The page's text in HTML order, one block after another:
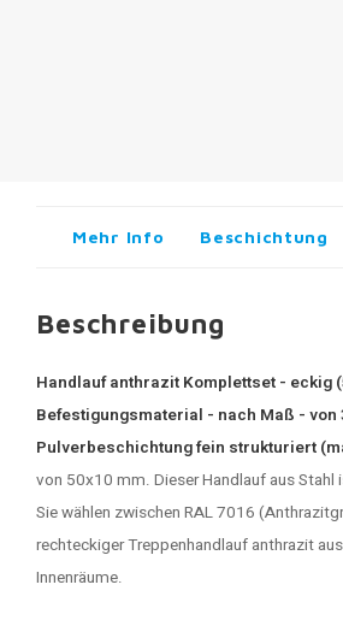
Mehr Info Beschichtung
Beschreibung
Handlauf anthrazit Komplettset - eckig
Befestigungsmaterial - nach Maß -
Pulverbeschichtung fein strukturiert
von 50x10 mm. Dieser Handlauf aus
Sie wählen zwischen RAL 7016
rechteckiger Treppenhandlauf anthrazit
Innenräume.